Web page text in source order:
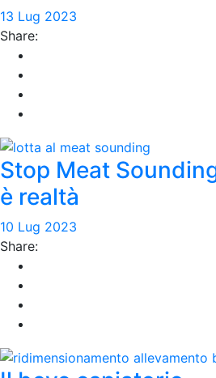
13 Lug 2023
Share:
Stop Meat
è realtà
10 Lug 2023
Share: